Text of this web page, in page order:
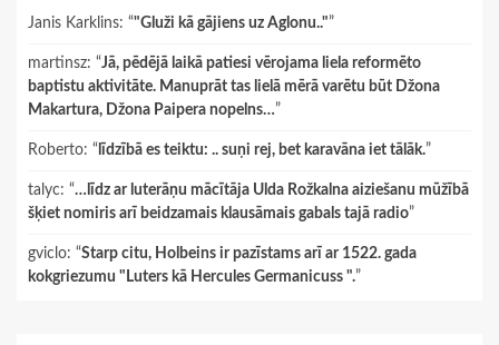
Janis Karklins: “"Gluži kā gājiens uz Aglonu.."”
martinsz: “Jā, pēdējā laikā patiesi vērojama liela reformēto
baptistu aktivitāte. Manuprāt tas lielā mērā varētu būt Džona
Makartura, Džona Paipera nopelns…”
Roberto: “ līdzībā es teiktu: .. suņi rej, bet karavāna iet tālāk.”
talyc: “…līdz ar luterāņu mācītāja Ulda Rožkalna aiziešanu mūžībā
šķiet nomiris arī beidzamais klausāmais gabals tajā radio”
gviclo: “Starp citu, Holbeins ir pazīstams arī ar 1522. gada
kokgriezumu "Luters kā Hercules Germanicuss ".”